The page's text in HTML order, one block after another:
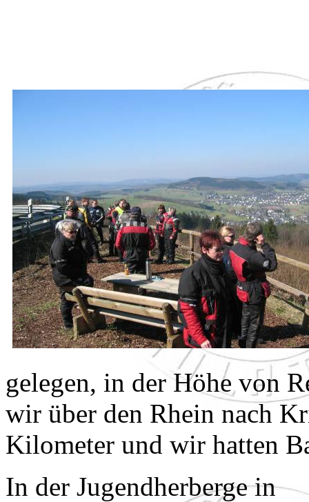
gelegen, in der Höhe von
wir über den Rhein nach
Kilometer und wir hatten
In der Jugendherberge in